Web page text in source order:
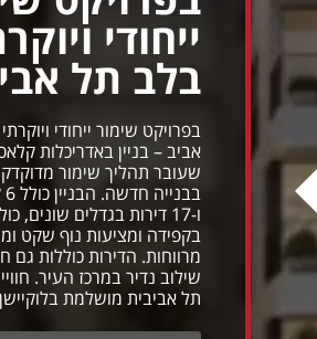
ייחודי
בלב תל
בפרויקט שימור ייחודי
אביב – בניין באדריכלות
שעובר תהליך שימור
ו-17 דירות בגדלים שונים,
בקפידה ומציעות נוף שקט
מרווחות. הדירות כוללות גם
שילוב נדיר במרכז העיר.
תל אביבית מושלמת